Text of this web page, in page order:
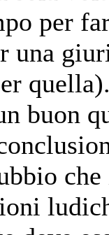
per
una
buon